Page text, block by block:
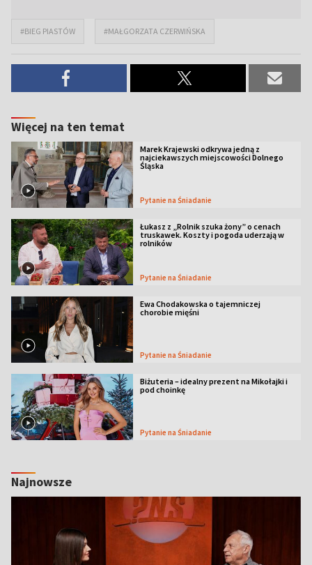
#BIEG PIASTÓW #MAŁGORZATA CZERWIŃSKA
Więcej na ten temat
Marek Krajewski odkrywa jedną z
najciekawszych miejscowości Dolnego
Śląska
Pytanie na Śniadanie
Łukasz z „Rolnik szuka żony” o cenach
truskawek. Koszty i pogoda uderzają w
rolników
Pytanie na Śniadanie
Ewa Chodakowska o tajemniczej
chorobie mięśni
Pytanie na Śniadanie
Biżuteria – idealny prezent na Mikołajki i
pod choinkę
Pytanie na Śniadanie
Najnowsze